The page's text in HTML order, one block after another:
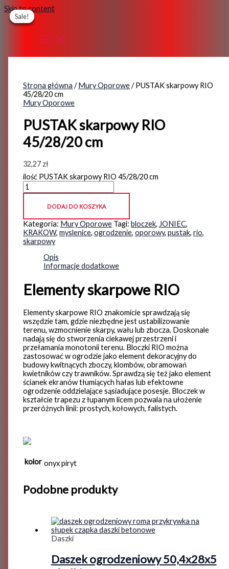
Skip to content
Strona główna /Mury Oporowe/ PUSTAK skarpowy RIO
45/28/20 cm
Mury Oporowe
PUSTAK skarpowy RIO
45/28/20 cm
32,27zł
ilość PUSTAK skarpowy RIO 45/28/20 cm
DODAJ DO KOSZYKA
Kategoria: Mury Oporowe Tagi:bloczek, JONIEC,
KRAKOW,myslenice,ogrodzenie,oporowy,pustak,rio,
skarpowy
Opis
Informacje dodatkowe
Elementy skarpowe RIO
Elementy skarpowe RIO znakomicie sprawdzają się
wszędzie tam, gdzie niezbędne jest ustabilizowanie
terenu, wzmocnienie skarpy, wału lub zbocza. Doskonale
nadają się do stworzenia ciekawej przestrzeni i
przełamania monotonii terenu. Bloczki RIO można
zastosować w ogrodzie jako element dekoracyjny do
budowy kwitnących zboczy, klombów, obramowań
kwietników czy trawników. Sprawdzą się też jako element
ścianek ekranów tłumiących hałas lub efektowne
ogrodzenie oddzielające sąsiadujące posesje. Bloczek w
kształcie trapezu z łupanym licem pozwala na ułożenie
przeróżnych linii: prostych, kołowych, falistych.
kolor onyx piryt
Podobne produkty
Daszki
Daszek ogrodzeniowy 50,4x28x5
Sale!
Sale!
Sale!
Sale!